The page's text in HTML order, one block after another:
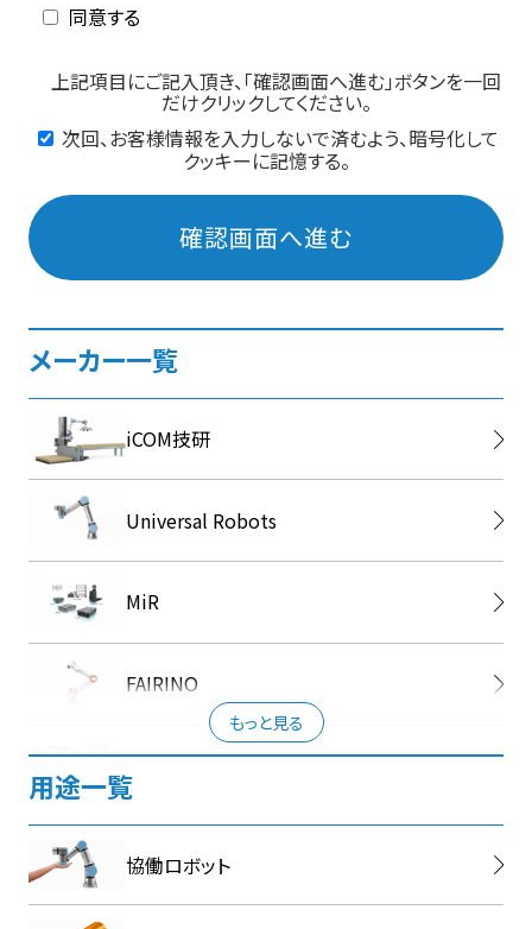
同意する
上記項目にご記入頂き、「確認画面へ進む」ボタンを一回
だけクリックしてください。
次回、お客様情報を入力しないで済むよう、暗号化して
クッキーに記憶する。
確認画面へ進む
用途一覧
協働ロボット
メーカー一覧
iCOM技研
Universal Robots
MiR
FAIRINO
Jodell Robotics
もっと見る